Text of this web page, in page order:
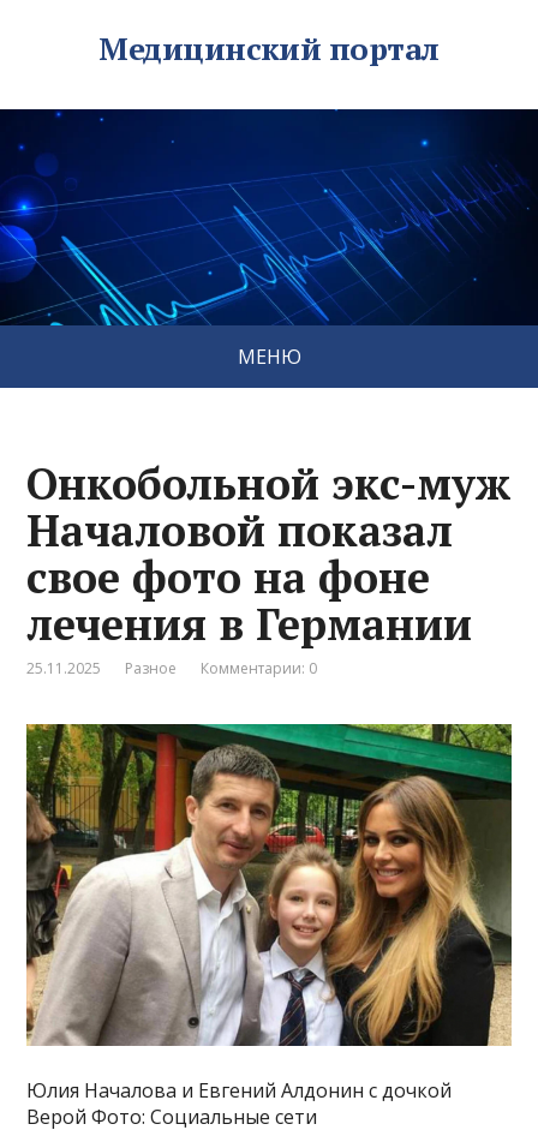
Медицинский портал
МЕНЮ
Онкобольной экс-муж
Началовой показал
свое фото на фоне
лечения в Германии
25.11.2025 Разное Комментарии: 0
Юлия Началова и Евгений Алдонин с дочкой
Верой Фото: Социальные сети